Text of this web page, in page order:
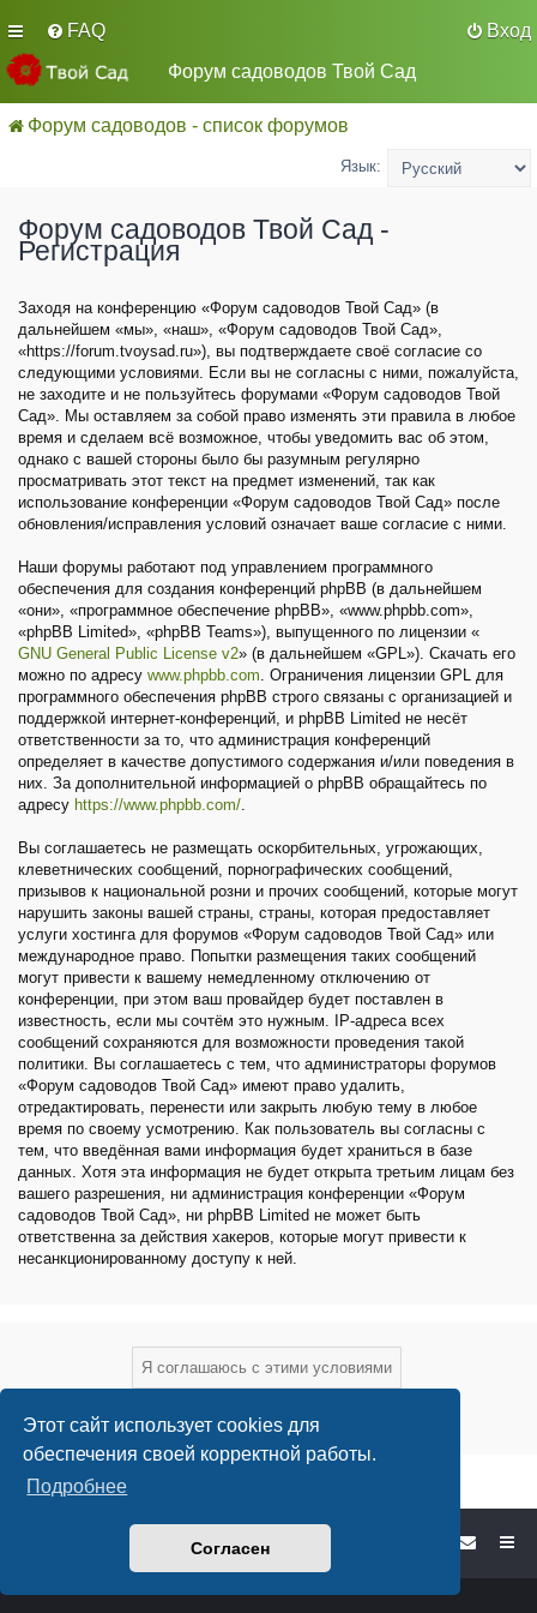
Этот сайт использует cookies для
обеспечения своей корректной работы.
Подробнее
Согласен
FAQ
Вход
Форум садоводов Твой Сад
Форум садоводов - список форумов
Язык:
Форум садоводов Твой Сад -
Регистрация
Заходя на конференцию «Форум садоводов Твой Сад» (в
дальнейшем «мы», «наш», «Форум садоводов Твой Сад»,
«https://forum.tvoysad.ru»), вы подтверждаете своё согласие со
следующими условиями. Если вы не согласны с ними, пожалуйста,
не заходите и не пользуйтесь форумами «Форум садоводов Твой
Сад». Мы оставляем за собой право изменять эти правила в любое
время и сделаем всё возможное, чтобы уведомить вас об этом,
однако с вашей стороны было бы разумным регулярно
просматривать этот текст на предмет изменений, так как
использование конференции «Форум садоводов Твой Сад» после
обновления/исправления условий означает ваше согласие с ними.
Наши форумы работают под управлением программного
обеспечения для создания конференций phpBB (в дальнейшем
«они», «программное обеспечение phpBB», «www.phpbb.com»,
«phpBB Limited», «phpBB Teams»), выпущенного по лицензии «
GNU General Public License v2» (в дальнейшем «GPL»). Скачать его
можно по адресу www.phpbb.com. Ограничения лицензии GPL для
программного обеспечения phpBB строго связаны с организацией и
поддержкой интернет-конференций, и phpBB Limited не несёт
ответственности за то, что администрация конференций
определяет в качестве допустимого содержания и/или поведения в
них. За дополнительной информацией о phpBB обращайтесь по
адресу https://www.phpbb.com/.
Вы соглашаетесь не размещать оскорбительных, угрожающих,
клеветнических сообщений, порнографических сообщений,
призывов к национальной розни и прочих сообщений, которые могут
нарушить законы вашей страны, страны, которая предоставляет
услуги хостинга для форумов «Форум садоводов Твой Сад» или
международное право. Попытки размещения таких сообщений
могут привести к вашему немедленному отключению от
конференции, при этом ваш провайдер будет поставлен в
известность, если мы сочтём это нужным. IP-адреса всех
сообщений сохраняются для возможности проведения такой
политики. Вы соглашаетесь с тем, что администраторы форумов
«Форум садоводов Твой Сад» имеют право удалить,
отредактировать, перенести или закрыть любую тему в любое
время по своему усмотрению. Как пользователь вы согласны с
тем, что введённая вами информация будет храниться в базе
данных. Хотя эта информация не будет открыта третьим лицам без
вашего разрешения, ни администрация конференции «Форум
садоводов Твой Сад», ни phpBB Limited не может быть
ответственна за действия хакеров, которые могут привести к
несанкционированному доступу к ней.
Форум садоводов - список форумов